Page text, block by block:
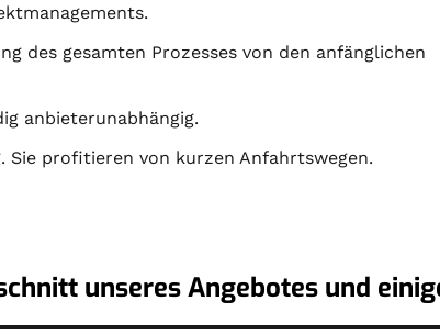
des gesamten Prozesses von den anfänglichen
anbieterunabhängig.
profitieren von kurzen Anfahrtswegen.
unseres Angebotes und